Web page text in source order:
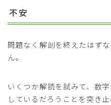
不安
問題なく解剖を終えたはず
ん。
いくつか解読を試みて、数
しているだろうことを突き